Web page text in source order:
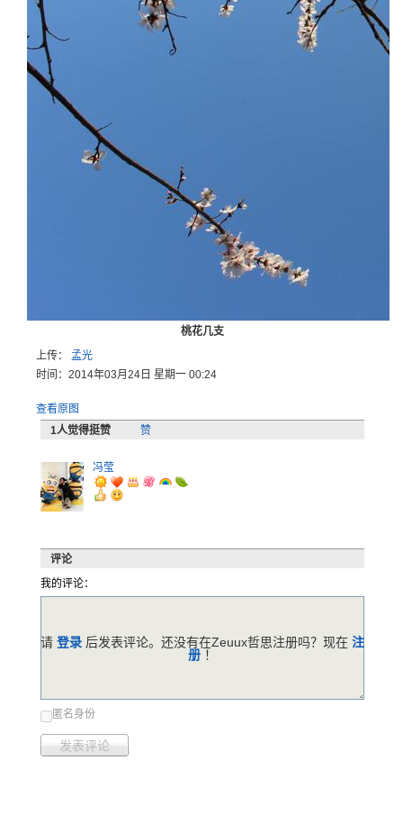
桃花几支
上传： 孟光
时间：2014年03月24日 星期一 00:24
查看原图
1人觉得挺赞 赞
冯莹
评论
我的评论：
匿名身份
发表评论
请 登录 后发表评论。还没有在Zeuux哲思注册吗？现在 注
册 ！